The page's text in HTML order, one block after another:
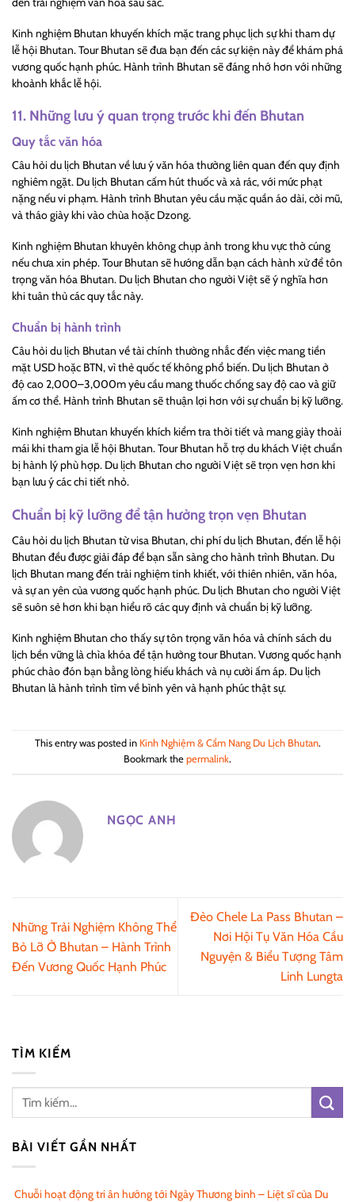
Kinh nghiệm Bhutan khuyến khích mặc trang phục lịch sự khi tham dự
lễ hội Bhutan. Tour Bhutan sẽ đưa bạn đến các sự kiện này để khám phá
vương quốc hạnh phúc. Hành trình Bhutan sẽ đáng nhớ hơn với những
khoảnh khắc lễ hội.
11. Những lưu ý quan trọng trước khi đến Bhutan
Quy tắc văn hóa
Câu hỏi du lịch Bhutan về lưu ý văn hóa thường liên quan đến quy định
nghiêm ngặt. Du lịch Bhutan cấm hút thuốc và xả rác, với mức phạt
nặng nếu vi phạm. Hành trình Bhutan yêu cầu mặc quần áo dài, cởi mũ,
và tháo giày khi vào chùa hoặc Dzong.
Kinh nghiệm Bhutan khuyên không chụp ảnh trong khu vực thờ cúng
nếu chưa xin phép. Tour Bhutan sẽ hướng dẫn bạn cách hành xử để tôn
trọng văn hóa Bhutan. Du lịch Bhutan cho người Việt sẽ ý nghĩa hơn
khi tuân thủ các quy tắc này.
Chuẩn bị hành trình
Câu hỏi du lịch Bhutan về tài chính thường nhắc đến việc mang tiền
mặt USD hoặc BTN, vì thẻ quốc tế không phổ biến. Du lịch Bhutan ở
độ cao 2,000–3,000m yêu cầu mang thuốc chống say độ cao và giữ
ấm cơ thể. Hành trình Bhutan sẽ thuận lợi hơn với sự chuẩn bị kỹ lưỡng.
Kinh nghiệm Bhutan khuyến khích kiểm tra thời tiết và mang giày thoải
mái khi tham gia lễ hội Bhutan. Tour Bhutan hỗ trợ du khách Việt chuẩn
bị hành lý phù hợp. Du lịch Bhutan cho người Việt sẽ trọn vẹn hơn khi
bạn lưu ý các chi tiết nhỏ.
Chuẩn bị kỹ lưỡng để tận hưởng trọn vẹn Bhutan
Câu hỏi du lịch Bhutan từ visa Bhutan, chi phí du lịch Bhutan, đến lễ hội
Bhutan đều được giải đáp để bạn sẵn sàng cho hành trình Bhutan. Du
lịch Bhutan mang đến trải nghiệm tinh khiết, với thiên nhiên, văn hóa,
và sự an yên của vương quốc hạnh phúc. Du lịch Bhutan cho người Việt
sẽ suôn sẻ hơn khi bạn hiểu rõ các quy định và chuẩn bị kỹ lưỡng.
Kinh nghiệm Bhutan cho thấy sự tôn trọng văn hóa và chính sách du
lịch bền vững là chìa khóa để tận hưởng tour Bhutan. Vương quốc hạnh
phúc chào đón bạn bằng lòng hiếu khách và nụ cười ấm áp. Du lịch
Bhutan là hành trình tìm về bình yên và hạnh phúc thật sự.
This entry was posted in Kinh Nghiệm & Cẩm Nang Du Lịch Bhutan.
Bookmark the permalink.
NGỌC ANH
Những Trải Nghiệm Không Thể
Bỏ Lỡ Ở Bhutan – Hành Trình
Đến Vương Quốc Hạnh Phúc
Đèo Chele La Pass Bhutan –
Nơi Hội Tụ Văn Hóa Cầu
Nguyện & Biểu Tượng Tâm
Linh Lungta
TÌM KIẾM
BÀI VIẾT GẦN NHẤT
Chuỗi hoạt động tri ân hướng tới Ngày Thương binh – Liệt sĩ của Du